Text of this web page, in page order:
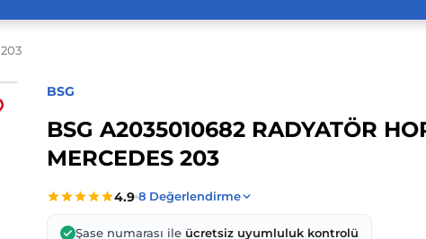
BSG
BSG A2035010682 RADYATÖR
MERCEDES 203
Şase numarası ile ücretsiz uyumluluk kontrolü